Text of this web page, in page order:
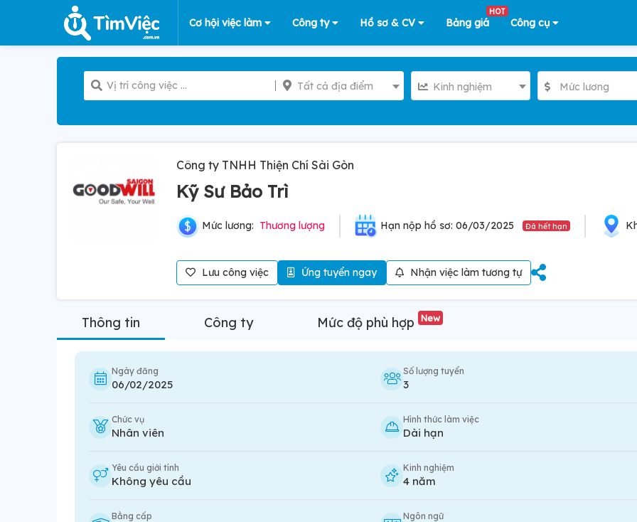
Cơ hội việc làm Công ty Hồ sơ & CV Bảng giá
HOT
Công cụ
Tất cả địa điểm Kinh nghiệm Mức lương
Công ty TNHH Thiện Chí Sài Gòn
Kỹ Sư Bảo Trì
Mức lương: Thương lượng Hạn nộp hồ sơ: 06/03/2025 Đã hết hạn
Lưu công việc Ứng tuyển ngay Nhận việc làm tương tự
Thông tin Công ty Mức độ phù hợp New
Ngày đăng
06/02/2025
Số lượng tuyển
3
Chức vụ
Nhân viên
Hình thức làm việc
Dài hạn
Yêu cầu giới tính
Không yêu cầu
Kinh nghiệm
4 năm
Bằng cấp Ngôn ngữ